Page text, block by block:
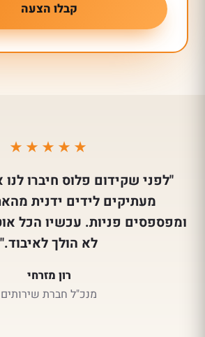
קבלו הצעה
★★★★★
"לפני שקידום פלוס חיברו לנו
ומפספסים פניות. עכשיו הכל
לא הולך לאיבוד."
רון מזרחי
מנכ"ל חברת שירותים